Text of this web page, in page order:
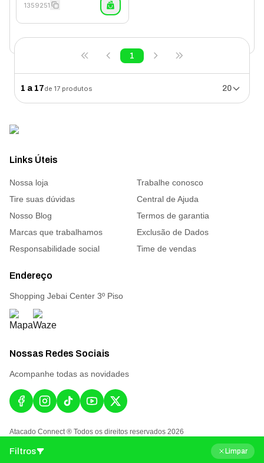
1359251
1
1 a 17de17 produtos 20
Filtros Limpar
Links Úteis
Nossa loja
Trabalhe conosco
Tire suas dúvidas
Central de Ajuda
Nosso Blog
Termos de garantia
Marcas que trabalhamos
Exclusão de Dados
Responsabilidade social
Time de vendas
Endereço
Shopping Jebai Center 3º Piso
Nossas Redes Sociais
Acompanhe todas as novidades
Atacado Connect ® Todos os direitos reservados 2026